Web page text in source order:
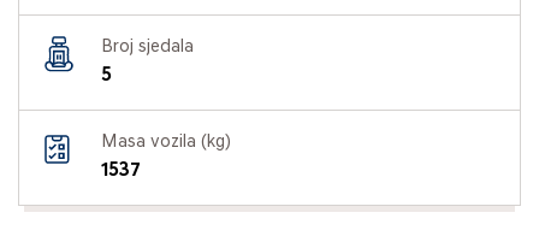
Broj sjedala
5
Masa vozila (kg)
1537